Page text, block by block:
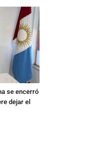
se encerró
dejar el